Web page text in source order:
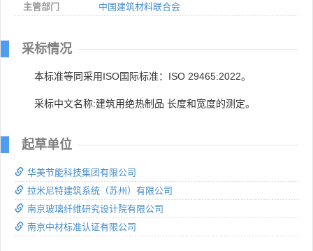
主管部门
中国建筑材料联合会
采标情况
本标准等同采用ISO国际标准：ISO 29465:2022。
采标中文名称:建筑用绝热制品 长度和宽度的测定。
起草单位
华美节能科技集团有限公司
拉米尼特建筑系统（苏州）有限公司
南京玻璃纤维研究设计院有限公司
南京中材标准认证有限公司